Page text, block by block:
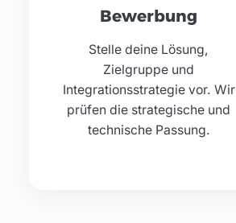
Bewerbung
Stelle deine Lösung,
Zielgruppe und
Integrationsstrategie vor. Wir
prüfen die strategische und
technische Passung.